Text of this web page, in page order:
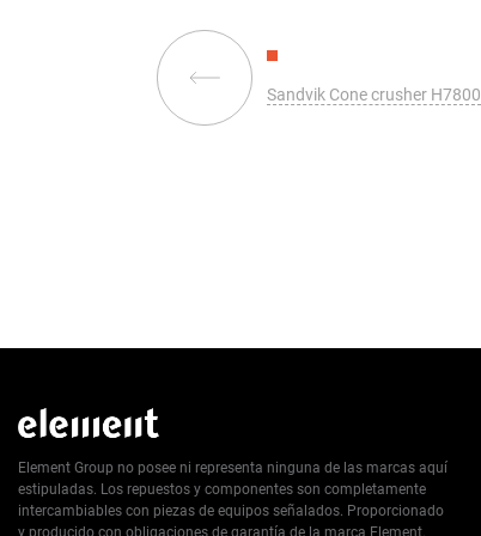
Sandvik Cone crusher H7800
Element Group no posee ni representa ninguna de las marcas aquí
estipuladas. Los repuestos y componentes son completamente
intercambiables con piezas de equipos señalados. Proporcionado